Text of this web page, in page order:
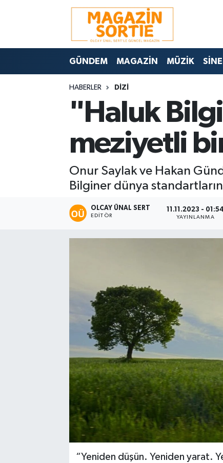
GÜNDEM MAGAZİN MÜZİK
HABERLER DİZİ
"Haluk
meziyetli
Onur Saylak ve Hakan
Bilginer dünya
OLCAY ÜNAL SERT
EDITÖR
11.11.2023 -
YAYINLANMA
“Yeniden düşün. Yeniden yarat.
Nöbetçi Eczaneler
Hava Durumu
Trafik Durumu
Süper Lig Puan Durumu ve Fikstür
Tüm Manşetler
Son Dakika Haberleri